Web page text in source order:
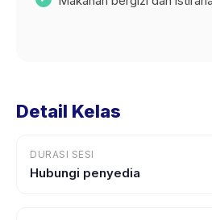
Detail Kelas
DURASI SESI
Hubungi penyedia